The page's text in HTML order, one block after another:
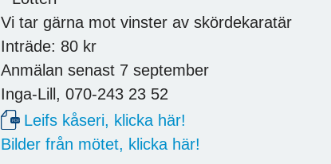
Vi tar gärna mot vinster av skördekaratär
Inträde: 80 kr
Anmälan senast 7 september
Inga-Lill, 070-243 23 52
Leifs kåseri, klicka här!
Bilder från mötet, klicka här!